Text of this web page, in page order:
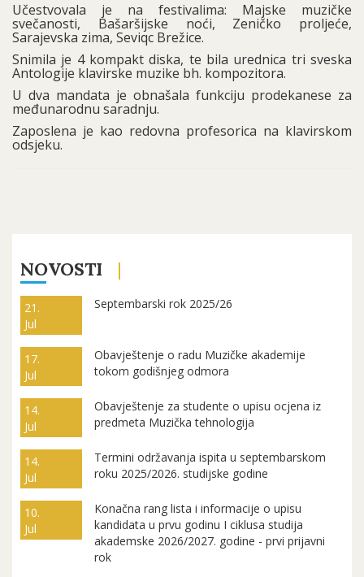
Učestvovala je na festivalima: Majske muzičke
svečanosti, Bašaršijske noći, Zeničko proljeće,
Sarajevska zima, Seviqc Brežice.
Snimila je 4 kompakt diska, te bila urednica tri sveska
Antologije klavirske muzike bh. kompozitora.
U dva mandata je obnašala funkciju prodekanese za
međunarodnu saradnju.
Zaposlena je kao redovna profesorica na klavirskom
odsjeku.
NOVOSTI
21.
Jul
Septembarski rok 2025/26
17.
Jul
Obavještenje o radu Muzičke akademije
tokom godišnjeg odmora
14.
Jul
Obavještenje za studente o upisu ocjena iz
predmeta Muzička tehnologija
14.
Jul
Termini održavanja ispita u septembarskom
roku 2025/2026. studijske godine
10.
Jul
Konačna rang lista i informacije o upisu
kandidata u prvu godinu I ciklusa studija
akademske 2026/2027. godine - prvi prijavni
rok